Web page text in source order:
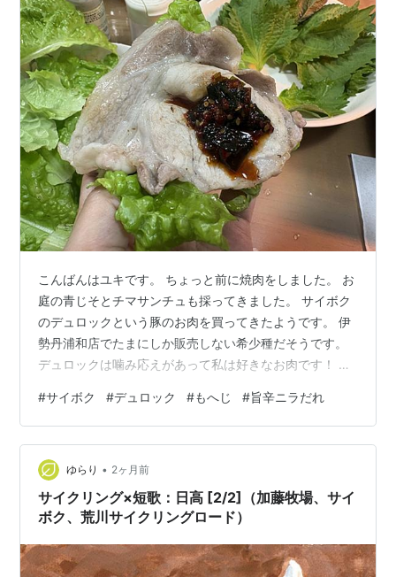
こんばんはユキです。 ちょっと前に焼肉をしました。 お
庭の青じそとチマサンチュも採ってきました。 サイボク
のデュロックという豚のお肉を買ってきたようです。 伊
勢丹浦和店でたまにしか販売しない希少種だそうです。
デュロックは噛み応えがあって私は好きなお肉です！ 嫁
方が好きだそうです。 嫁すごっ！私はそんなに舌が敏感
じゃないので良く分かりませんが美味しいことに変わり
はありません（笑） もへじの旨辛ニラだれが気に入りま
した✨ デュロックは肉肉しくて良かったですね！また機
会があったら買ってきてもらいたいですね。 ゴールデン
ポーク 豚 しゃぶしゃぶ セッ…
#サイボク #デュロック #もへじ #旨辛ニラだれ
ゆらり • 2ヶ月前
サイクリング×短歌：日高 [2/2]（加藤牧場、サイ
ボク、荒川サイクリングロード）